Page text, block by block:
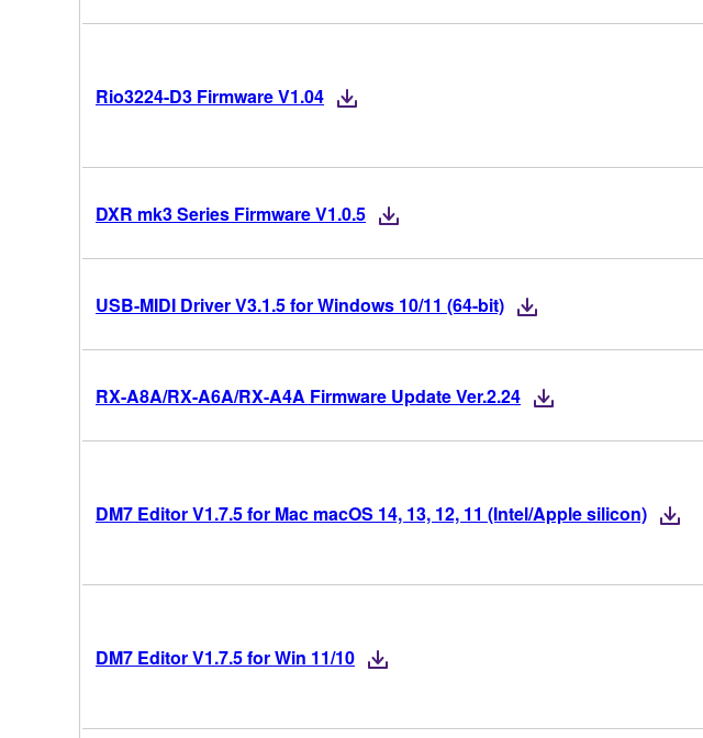
Rio3224-D3 Firmware V1.04
DXR mk3 Series Firmware V1.0.5
USB-MIDI Driver V3.1.5 for Windows 10/11 (64-bit)
RX-A8A/RX-A6A/RX-A4A Firmware Update Ver.2.24
DM7 Editor V1.7.5 for Mac macOS 14, 13, 12, 11 (Intel/Apple silicon)
DM7 Editor V1.7.5 for Win 11/10